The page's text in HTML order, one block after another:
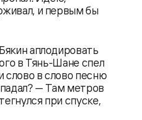
и первым бы
аплодировать
в Тянь-Шане спел
в слово песню
— Там метров
при спуске,